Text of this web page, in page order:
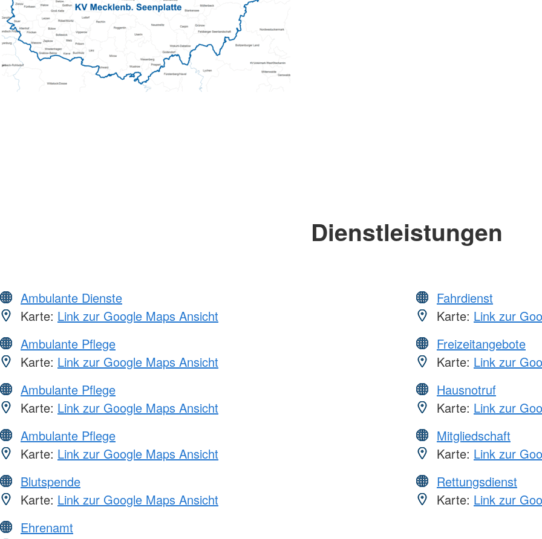
Dienstleistungen
Ambulante Dienste
Karte: Link zur Google Maps Ansicht
Ambulante Pflege
Karte: Link zur Google Maps Ansicht
Ambulante Pflege
Karte: Link zur Google Maps Ansicht
Ambulante Pflege
Karte: Link zur Google Maps Ansicht
Blutspende
Karte: Link zur Google Maps Ansicht
Ehrenamt
Fahrdienst
Karte: Link zur
Freizeitangebote
Karte: Link zur
Hausnotruf
Karte: Link zur
Mitgliedschaft
Karte: Link zur
Rettungsdienst
Karte: Link zur